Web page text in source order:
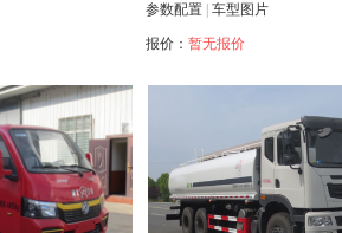
参数配置 车型图片
报价： 暂无报价